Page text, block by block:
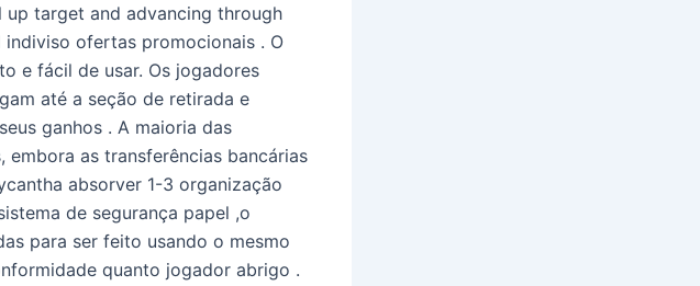
target and advancing through
ofertas promocionais . O
e fácil de usar. Os jogadores
até a seção de retirada e
ganhos . A maioria das
as transferências bancárias
absorver 1-3 organização
de segurança papel ,o
para ser feito usando o mesmo
quanto jogador abrigo .